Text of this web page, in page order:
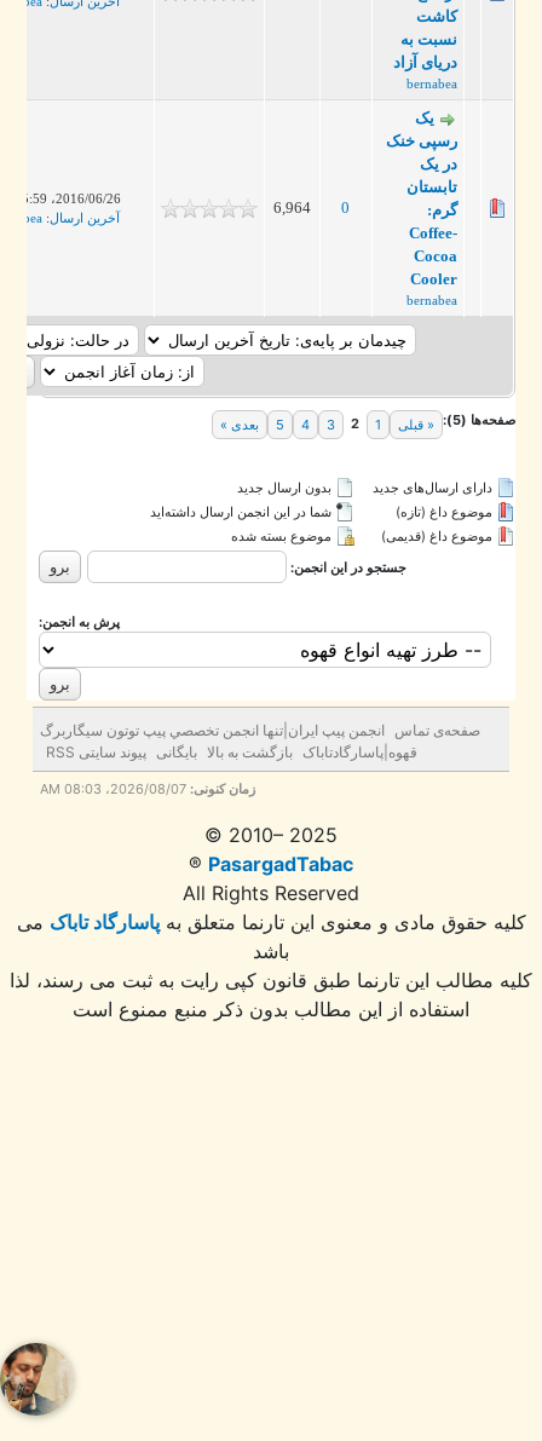
کاشت
نسبت به
دریای آزاد
bernabea
یک
رسپی خنک
در یک
تابستان
گرم:
Coffee-
Cocoa
Cooler
bernabea
6,964
2016/06/26، 05:59 PM
آخرین ارسال :
bernabea
(5): « قبلی 1 بعدی »
دارای ارسال‌های جدید‌
موضوع داغ (تازه‌)
موضوع داغ (قدیمی)
بدون ارسال جدید‌
شما در این انجمن ارسال داشته‌اید
موضوع بسته شده
جستجو در این انجمن:
پرش به انجمن:
صفحه‌ی تماس
انجمن پيپ ايران|تنها انجمن تخصصي پيپ توتون سيگاربرگ
قهوه|پاسارگادتاباک بازگشت به بالا بایگانی پیوند سایتی RSS
زمان کنونی:2026/08/07، 08:03 AM
© 2010– 2025
®PasargadTabac
All Rights Reserved
حقوق مادی و معنوی اين تارنما متعلق بهپاسارگاد تاباکمی
مطالب این تارنما طبق قانون کپی رایت به ثبت می رسند، لذا
استفاده از این مطالب بدون ذکر منبع ممنوع است